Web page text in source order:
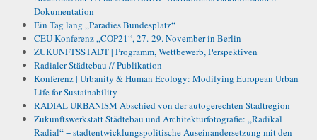
Dokumentation
Ein Tag lang „Paradies Bundesplatz“
CEU Konferenz „COP21“, 27.-29. November in Berlin
ZUKUNFTSSTADT | Programm, Wettbewerb, Perspektiven
Radialer Städtebau // Publikation
Konferenz | Urbanity & Human Ecology: Modifying European Urban
Life for Sustainability
RADIAL URBANISM Abschied von der autogerechten Stadtregion
Zukunftswerkstatt Städtebau und Architekturfotografie: „Radikal
Radial“ − stadtentwicklungspolitische Auseinandersetzung mit den